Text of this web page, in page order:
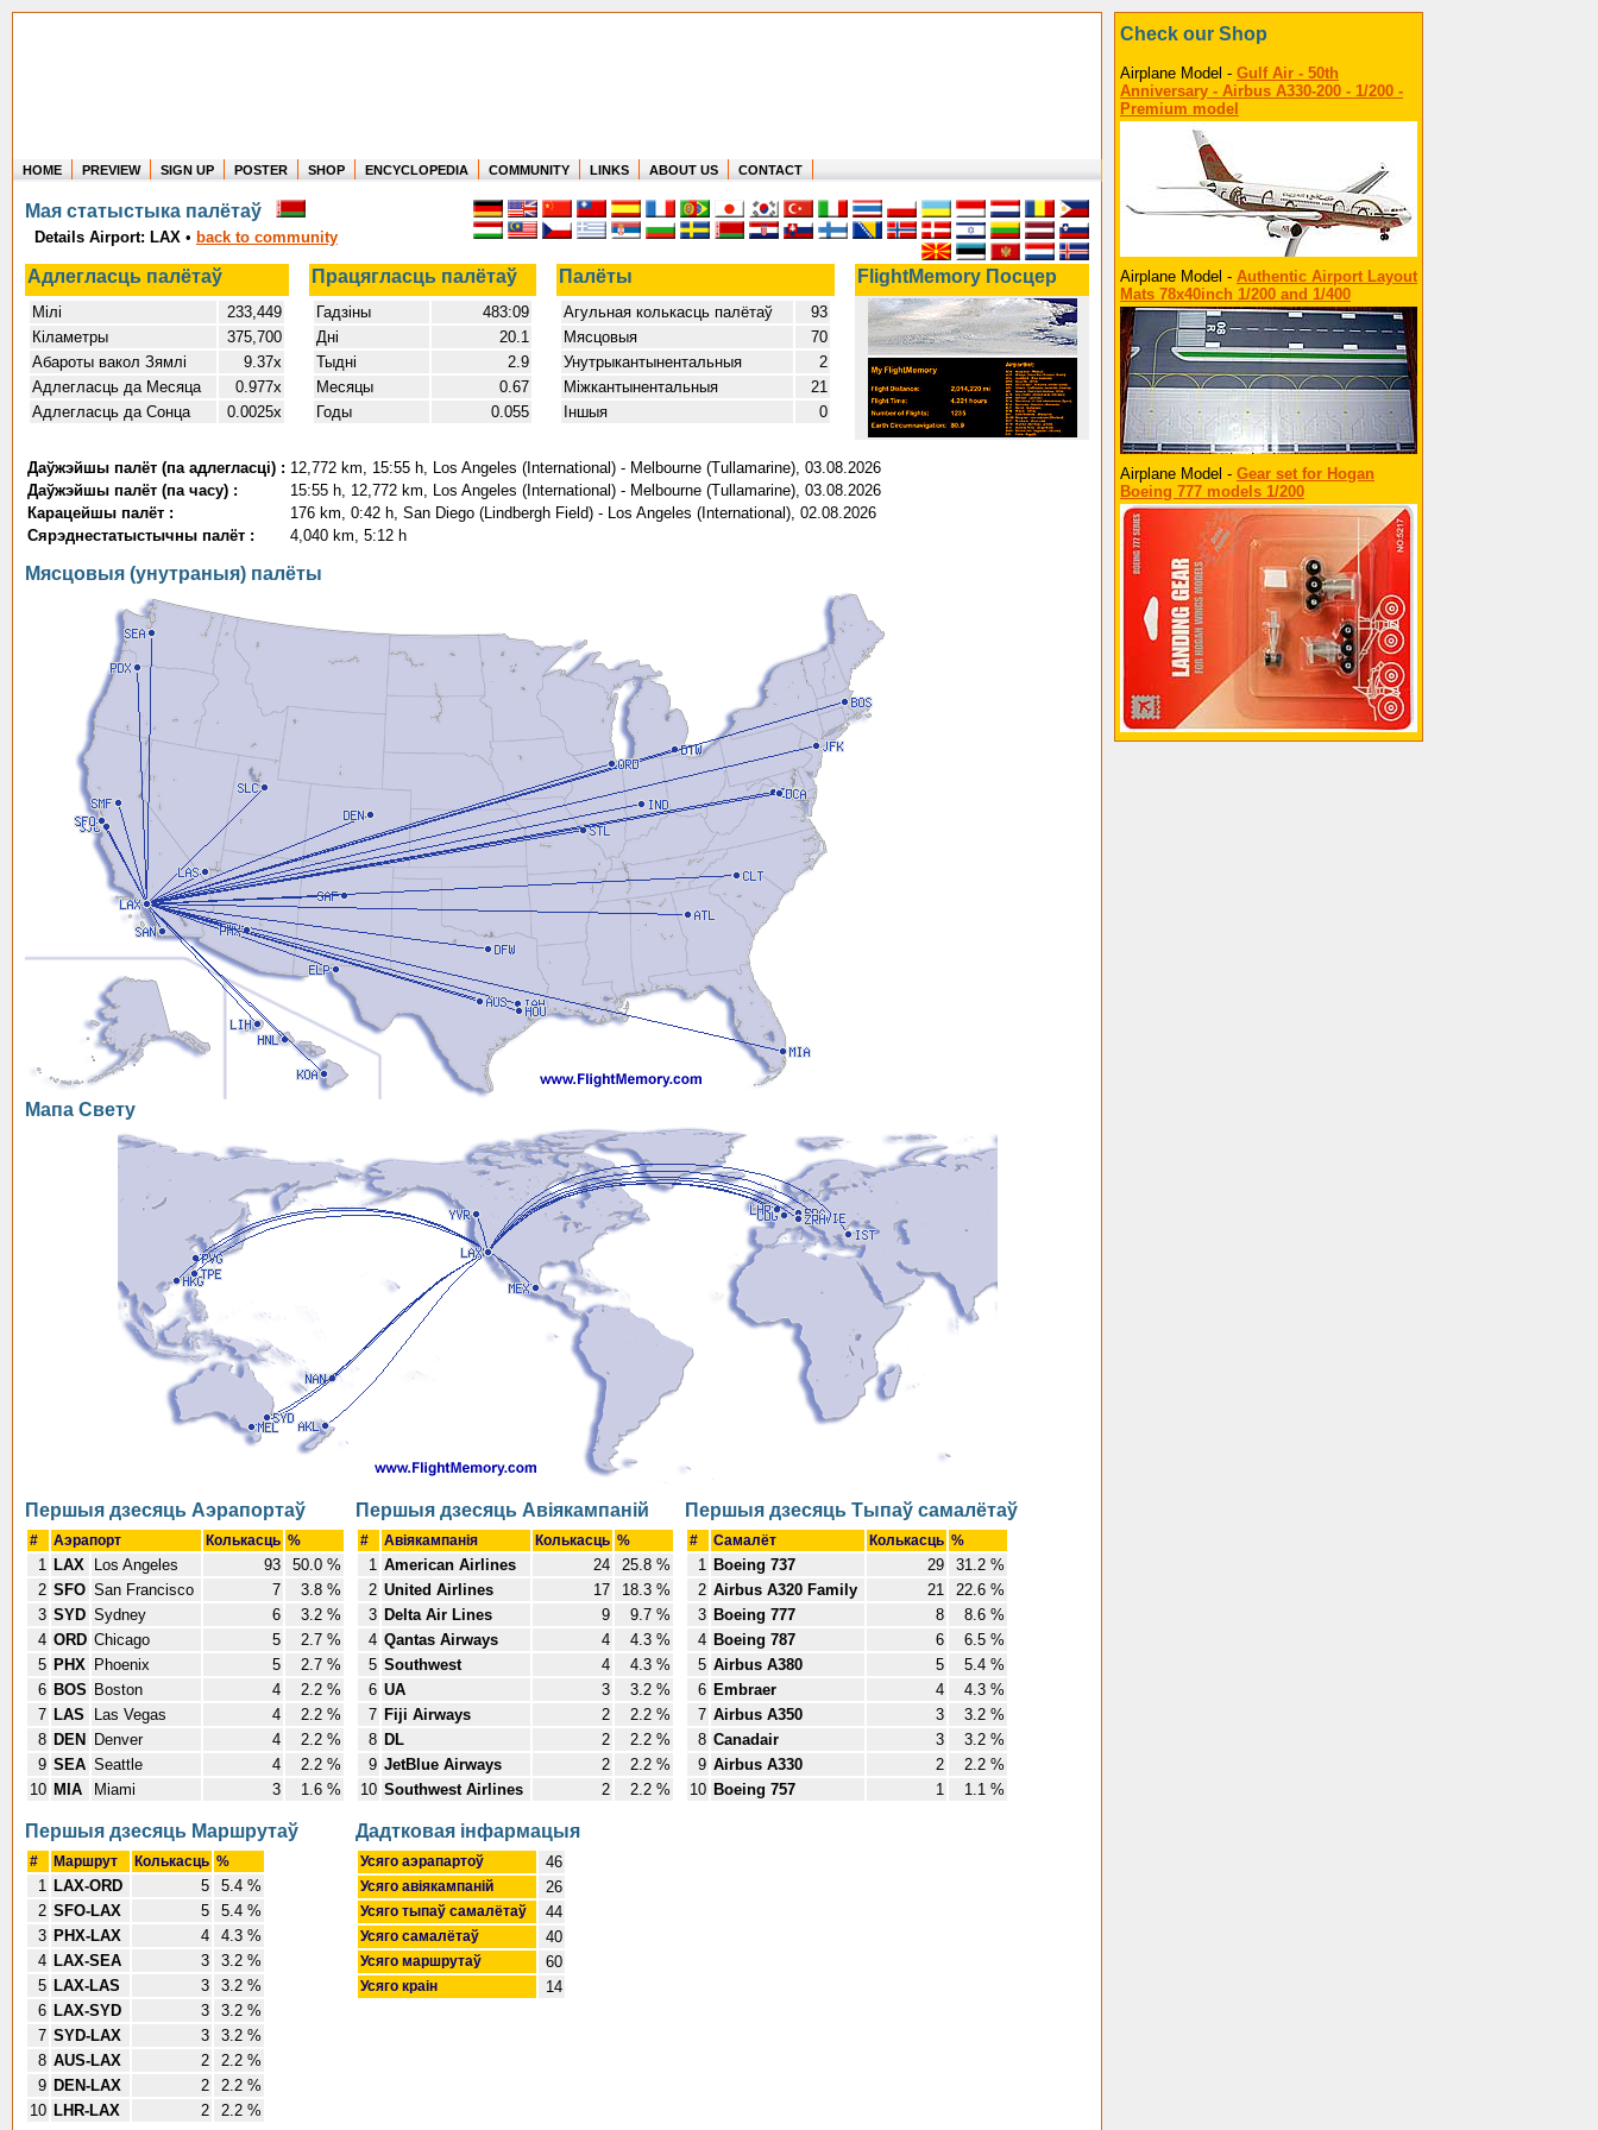
Where in the world have you flown?
How long have you been in the air?
Create your own FlightMemory and see!
HOME PREVIEW SIGN UP POSTER SHOP ENCYCLOPEDIA COMMUNITY LINKS ABOUT US CONTACT
Мая статыстыка палётаў
Details Airport: LAX • back to community
Адлегласць палётаў Працягласць палётаў Палёты FlightMemory Посцер
Мілі
233,449
Кіламетры
375,700
Абароты вакол Зямлі
9.37x
Адлегласць да Месяца
0.977x
Адлегласць да Сонца
0.0025x
Гадзіны
483:09
Дні
20.1
Тыдні
2.9
Месяцы
0.67
Годы
0.055
Агульная колькасць палётаў
93
Мясцовыя
70
Унутрыкантынентальныя
2
Міжкантынентальныя
21
Іншыя
0
Даўжэйшы палёт (па адлегласці) : 12,772 km, 15:55 h, Los Angeles (International) - Melbourne (Tullamarine), 03.08.2026
Даўжэйшы палёт (па часу) :
15:55 h, 12,772 km, Los Angeles (International) - Melbourne (Tullamarine), 03.08.2026
Карацейшы палёт :
176 km, 0:42 h, San Diego (Lindbergh Field) - Los Angeles (International), 02.08.2026
Сярэднестатыстычны палёт :
4,040 km, 5:12 h
Мясцовыя (унутраныя) палёты
Мапа Свету
Першыя дзесяць Аэрапортаў
# Аэрапорт Колькасць %
1 LAX Los Angeles 93
50.0 %
2 SFO San Francisco 7
3.8 %
3 SYD Sydney 6
3.2 %
4 ORD Chicago 5
2.7 %
5 PHX Phoenix 5
2.7 %
6 BOS Boston 4
2.2 %
7 LAS Las Vegas 4
2.2 %
8 DEN Denver 4
2.2 %
9 SEA Seattle 4
2.2 %
10 MIA Miami 3 1.6 %
Першыя дзесяць Авіякампаній
# Авіякампанія Колькасць %
1 American Airlines 24
25.8 %
2 United Airlines 17
18.3 %
3 Delta Air Lines 9
9.7 %
4 Qantas Airways 4
4.3 %
5 Southwest 4
4.3 %
6 UA 3
3.2 %
7 Fiji Airways 2
2.2 %
8 DL 2
2.2 %
9 JetBlue Airways 2
2.2 %
10 Southwest Airlines 2 2.2 %
Першыя дзесяць Тыпаў самалётаў
# Самалёт Колькасць %
1 Boeing 737 29
31.2 %
2 Airbus A320 Family 21
22.6 %
3 Boeing 777 8
8.6 %
4 Boeing 787 6
6.5 %
5 Airbus A380 5
5.4 %
6 Embraer 4
4.3 %
7 Airbus A350 3
3.2 %
8 Canadair 3
3.2 %
9 Airbus A330 2
2.2 %
10 Boeing 757 1 1.1 %
Першыя дзесяць Маршрутаў
# Маршрут Колькасць %
1 LAX-ORD 5
5.4 %
2 SFO-LAX 5
5.4 %
3 PHX-LAX 4
4.3 %
4 LAX-SEA 3
3.2 %
5 LAX-LAS 3
3.2 %
6 LAX-SYD 3
3.2 %
7 SYD-LAX 3
3.2 %
8 AUS-LAX 2
2.2 %
9 DEN-LAX 2
2.2 %
10 LHR-LAX 2 2.2 %
Дадтковая інфармацыя
Усяго аэрапартоў 46
Усяго авіякампаній 26
Усяго тыпаў самалётаў 44
Усяго самалётаў 40
Усяго маршрутаў 60
Усяго краін 14
Check our Shop
Airplane Model - Gulf Air - 50th
Anniversary - Airbus A330-200 - 1/200 -
Premium model
Airplane Model - Authentic Airport Layout
Mats 78x40inch 1/200 and 1/400
Airplane Model - Gear set for Hogan
Boeing 777 models 1/200